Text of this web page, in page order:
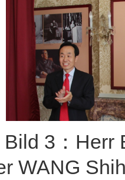
3：Herr
WANG